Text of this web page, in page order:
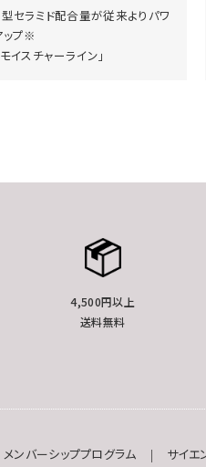
型セラミド配合量が従来よりパワ
ップ※
モイスチャーライン」
4,500円以上
送料無料
メンバーシッププログラム サイエ